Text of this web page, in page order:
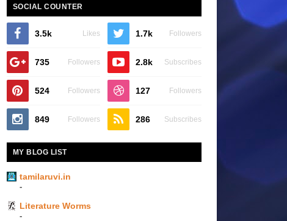
SOCIAL COUNTER
3.5k Likes 1.7k Followers
735 Followers 2.8k Subscribes
524 Followers 127 Followers
849 Followers 286 Subscribes
MY BLOG LIST
tamilaruvi.in
-
Literature Worms
-